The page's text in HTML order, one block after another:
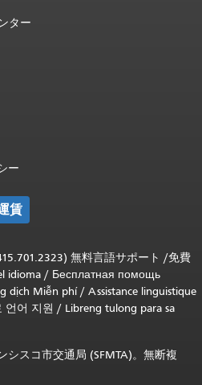
ター
ー
賃
無料言語サポート /免費
idioma / Бесплатная помощь
dịch Miễn phí/ Assistance linguistique
언어 지원 / Libreng tulong para sa
スコ市交通局 (SFMTA)。無断複